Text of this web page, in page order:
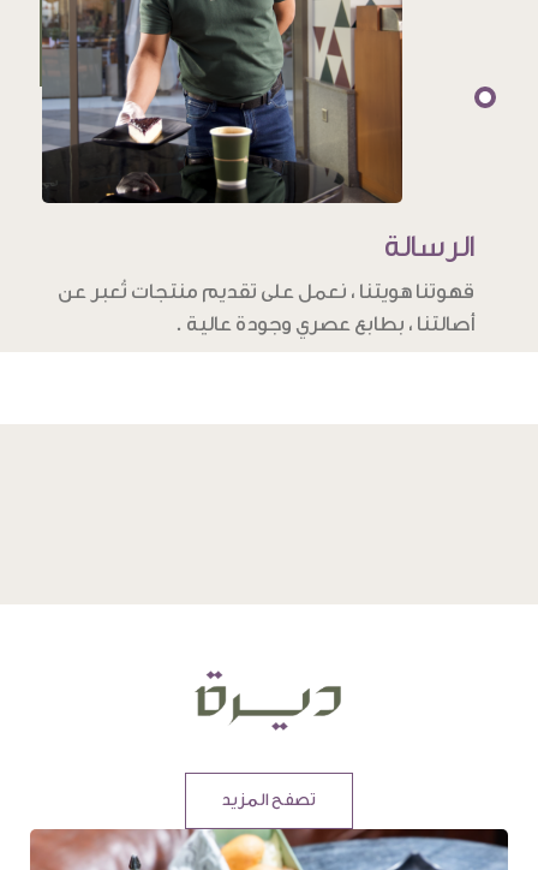
الرسالة
قهوتنا هويتنا ، نعمل على تقديم منتجات تُعبر عن
أصالتنا ، بطابع عصري وجودة عالية .
تصفح المزيد